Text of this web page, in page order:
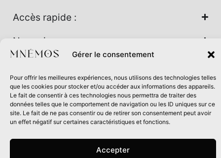
Gérer le consentement
Pour offrir les meilleures expériences, nous utilisons des technologies telles
que les cookies pour stocker et/ou accéder aux informations des appareils.
Le fait de consentir à ces technologies nous permettra de traiter des
données telles que le comportement de navigation ou les ID uniques sur ce
site. Le fait de ne pas consentir ou de retirer son consentement peut avoir
un effet négatif sur certaines caractéristiques et fonctions.
Accepter
Accès rapide :
Nos univers :
Maison d’édition soutenue par la DRAC Auvergne-Rhône-
Alpes et la Région Auvergne-Rhône-Alpes dans le cadre du
Contrat de filière Livre 2024